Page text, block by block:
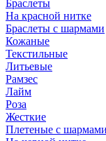
Браслеты
На красной нитке
Браслеты с шармами
Кожаные
Текстильные
Литьевые
Рамзес
Лайм
Роза
Жесткие
Плетеные с шармами